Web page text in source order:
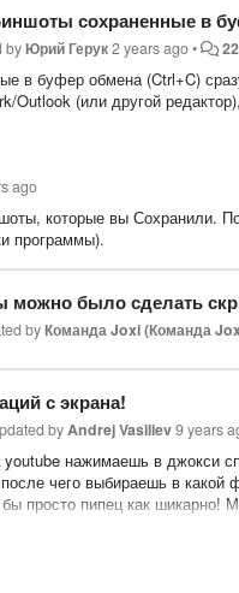
в буфер обмена
byЮрий Герук2 years ago• 22
в буфер обмена (Ctrl+C)
Outlook (или другой
ago
которые вы Сохранили.
программы).
которое не помещается целиком на экран (с полосой
byКоманда Joxi (Команда
с экрана!
byAndrej Vasiliev9 years
нажимаешь в джокси
чего выбираешь в
просто пипец как шикарно!